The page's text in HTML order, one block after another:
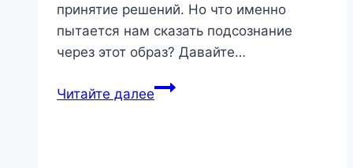
принятие решений. Но что именно
пытается нам сказать подсознание
через этот образ? Давайте…
Читайте далееСон